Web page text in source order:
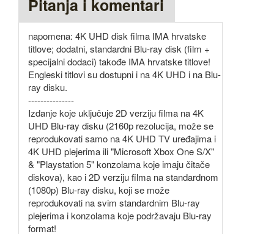
Pitanja i komentari
napomena: 4K UHD disk filma IMA hrvatske
titlove; dodatni, standardni Blu-ray disk (film +
specijalni dodaci) takođe IMA hrvatske titlove!
Engleski titlovi su dostupni i na 4K UHD i na Blu-
ray disku.
---------------
Izdanje koje uključuje 2D verziju filma na 4K
UHD Blu-ray disku (2160p rezolucija, može se
reprodukovati samo na 4K UHD TV uređajima i
4K UHD plejerima ili "Microsoft Xbox One S/X"
& "Playstation 5" konzolama koje imaju čitače
diskova), kao i 2D verziju filma na standardnom
(1080p) Blu-ray disku, koji se može
reprodukovati na svim standardnim Blu-ray
plejerima i konzolama koje podržavaju Blu-ray
format!